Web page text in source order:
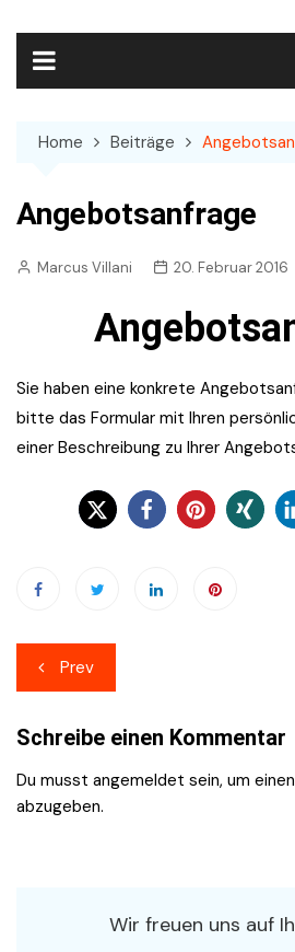
content
Home Beiträge
Angebotsanfrage
Marcus Villani 20. Februar 2016
Sie haben eine konkrete
bitte das Formular mit Ihren
einer Beschreibung zu Ihrer
Beitragsnavigation
Prev
Schreibe einen Kommentar
Du musst angemeldet sein, um
abzugeben.
Wir freuen uns auf